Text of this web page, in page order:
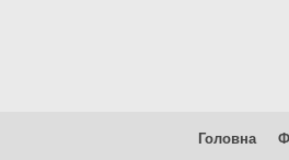
Головна